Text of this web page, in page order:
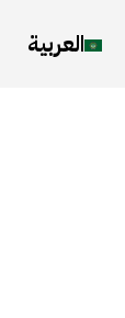
العربية